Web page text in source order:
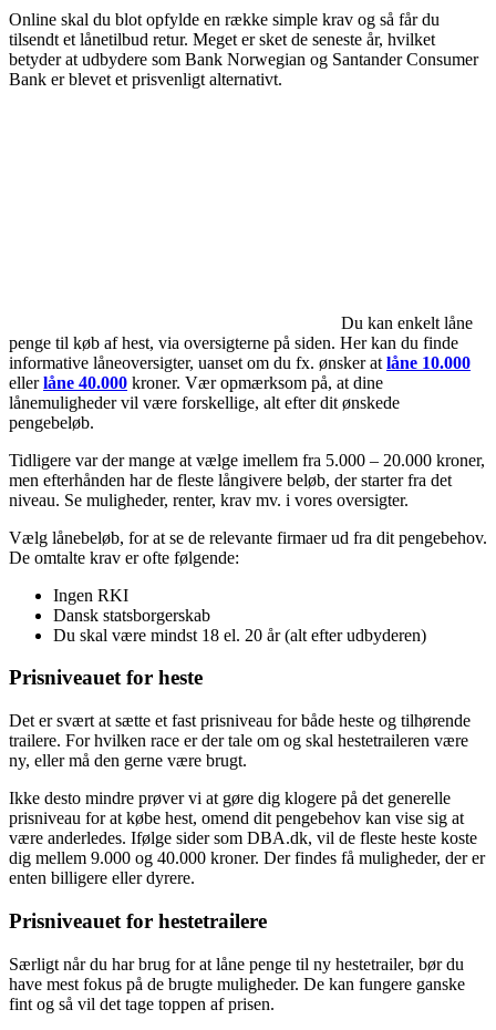
Online skal du blot opfylde en række simple krav og så får du
tilsendt et lånetilbud retur. Meget er sket de seneste år, hvilket
betyder at udbydere som Bank Norwegian og Santander Consumer
Bank er blevet et prisvenligt alternativt.
Du kan enkelt låne
penge til køb af hest, via oversigterne på siden. Her kan du finde
informative låneoversigter, uanset om du fx. ønsker at låne 10.000
ellerlåne 40.000 kroner. Vær opmærksom på, at dine
lånemuligheder vil være forskellige, alt efter dit ønskede
pengebeløb.
Tidligere var der mange at vælge imellem fra 5.000 – 20.000 kroner,
men efterhånden har de fleste långivere beløb, der starter fra det
niveau. Se muligheder, renter, krav mv. i vores oversigter.
Vælg lånebeløb, for at se de relevante firmaer ud fra dit pengebehov.
De omtalte krav er ofte følgende:
Ingen RKI
Dansk statsborgerskab
Du skal være mindst 18 el. 20 år (alt efter udbyderen)
Prisniveauet for heste
Det er svært at sætte et fast prisniveau for både heste og tilhørende
trailere. For hvilken race er der tale om og skal hestetraileren være
ny, eller må den gerne være brugt.
Ikke desto mindre prøver vi at gøre dig klogere på det generelle
prisniveau for at købe hest, omend dit pengebehov kan vise sig at
være anderledes. Ifølge sider som DBA.dk, vil de fleste heste koste
dig mellem 9.000 og 40.000 kroner. Der findes få muligheder, der er
enten billigere eller dyrere.
Prisniveauet for hestetrailere
Særligt når du har brug for at låne penge til ny hestetrailer, bør du
have mest fokus på de brugte muligheder. De kan fungere ganske
fint og så vil det tage toppen af prisen.